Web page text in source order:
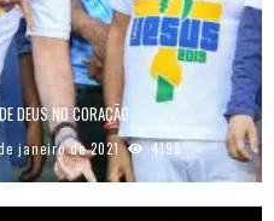
DEUS NO CORAÇÃO
janeiro de 2021 4198